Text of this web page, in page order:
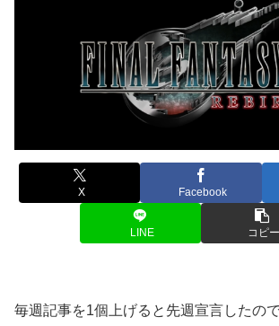
X Facebook
LINE コピー
毎週記事を1個上げると先週宣言したの